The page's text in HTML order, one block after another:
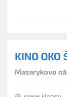
KINO OKO
Masarykovo